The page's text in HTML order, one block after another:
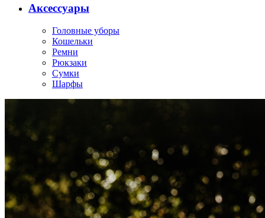
Аксессуары
Головные уборы
Кошельки
Ремни
Рюкзаки
Сумки
Шарфы